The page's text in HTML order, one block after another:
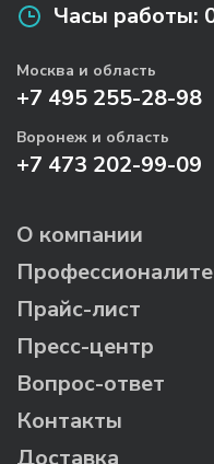
Часы работы:
Москва и область
+7 495 255-28-98
Воронеж и область
+7 473 202-99-09
О компании
Прайс-лист
Пресс-центр
Вопрос-ответ
Контакты